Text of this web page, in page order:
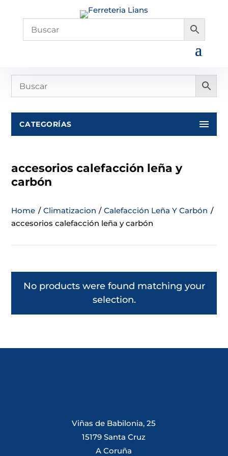
CATEGORÍAS
accesorios calefacción leña y
carbón
Home / Climatizacion / Calefacción Leña Y Carbón /
accesorios calefacción leña y carbón
No products were found matching your
selection.
Viñas de Babilonia, 25
15179 Santa Cruz
A Coruña